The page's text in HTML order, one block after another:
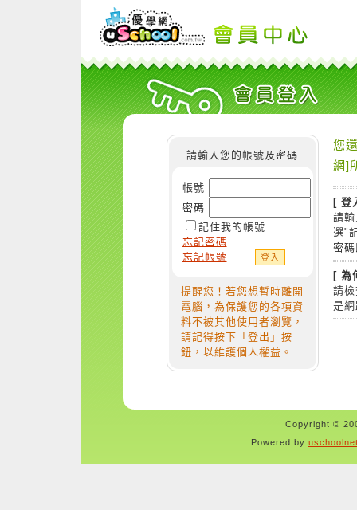
請輸入您的帳號及密碼
帳號
密碼
記住我的帳號
忘記密碼
忘記帳號
提醒您！若您想暫時離開
電腦，為保護您的各項資
料不被其他使用者瀏覽，
請記得按下「登出」按
鈕，以維護個人權益。
您
網]
[ 登
請
選"
密
[ 為
請
是
Copyright ©
Powered by